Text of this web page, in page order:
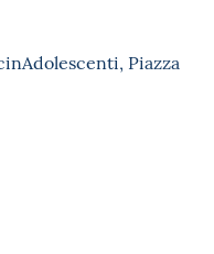
Piazza